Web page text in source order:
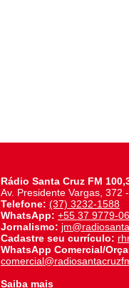
Rádio Santa Cruz FM
Av. Presidente Vargas, 372
Telefone: (37) 3232-1588
WhatsApp: +55 37 9779-
Jornalismo:
Cadastre seu currículo:
WhatsApp Comercial/
Saiba mais